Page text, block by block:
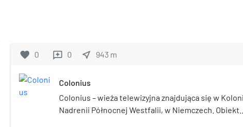
favorite 0 reviews 0 near_me 943 m
Colonius
Colonius – wieża telewizyjna znajdująca się w
Nadrenii Północnej Westfalii, w Niemczech. Obiekt